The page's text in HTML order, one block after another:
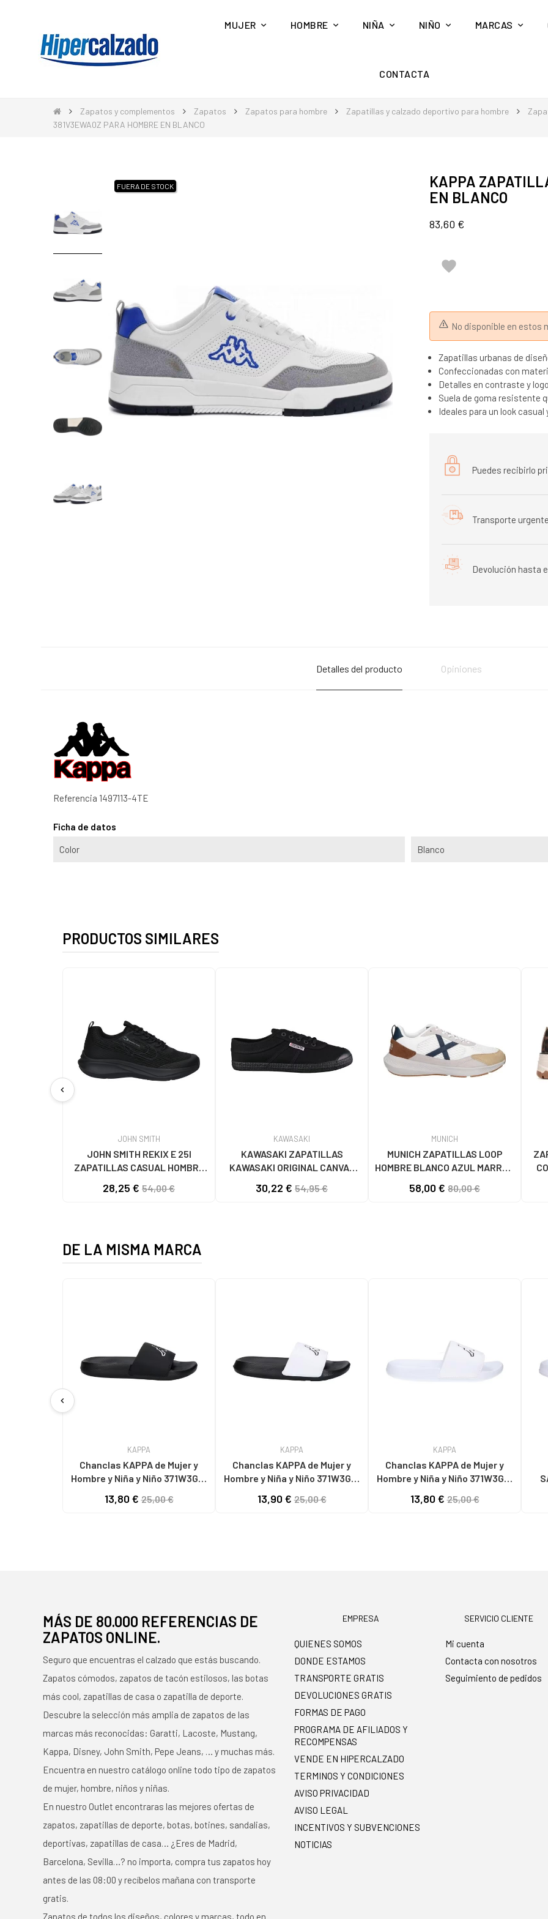
MUJER HOMBRE NIÑA NIÑO MARCAS
CONTACTA
Zapatos y complementos Zapatos Zapatos para hombre Zapatillas y calzado deportivo para hombre
381V3EWA0Z PARA HOMBRE EN BLANCO
FUERA DE STOCK
KAPPA
EN BLANCO
83,60 €

No disponible en estos
Zapatillas urbanas de
Confeccionadas con
Detalles en contraste y
Suela de goma resistente
Ideales para un look casual
Puedes recibirlo
Transporte
Devolución hasta
Detalles del producto Opiniones
Referencia 1497113-4TE
Ficha de datos
Color Blanco
PRODUCTOS SIMILARES
chevron_left
JOHN SMITH
JOHN SMITH REKIX E 25I
ZAPATILLAS CASUAL HOMBRE
28,25 € 54,00 €
KAWASAKI
KAWASAKI ZAPATILLAS
KAWASAKI ORIGINAL CANVAS
1001S BLACK SOLID
30,22 € 54,95 €
MUNICH
MUNICH ZAPATILLAS LOOP
HOMBRE BLANCO AZUL MARRÓN
58,00 € 80,00 €
DE LA MISMA MARCA
chevron_left
KAPPA
Chanclas KAPPA de Mujer y
Hombre y Niña y Niño 371W3GW
WHITE
13,80 €25,00 €
KAPPA
Chanclas KAPPA de Mujer y
Hombre y Niña y Niño 371W3GW
BLACK
13,90 €25,00 €
KAPPA
Chanclas KAPPA de Mujer y
Hombre y Niña y Niño 371W3GW
BLACK
13,80 €25,00 €
MÁS DE 80.000 REFERENCIAS DE
ZAPATOS ONLINE.
Seguro que encuentras el calzado que estás buscando.
Zapatos cómodos, zapatos de tacón estilosos, las botas
más cool, zapatillas de casa o zapatilla de deporte.
Descubre la selección más amplia de zapatos de las
marcas más reconocidas: Garatti, Lacoste, Mustang,
Kappa, Disney, John Smith, Pepe Jeans, … y muchas más.
Encuentra en nuestro catálogo online todo tipo de zapatos
de mujer, hombre, niños y niñas.
En nuestro Outlet encontraras las mejores ofertas de
zapatos, zapatillas de deporte, botas, botines, sandalias,
deportivas, zapatillas de casa… ¿Eres de Madrid,
Barcelona, Sevilla…? no importa, compra tus zapatos hoy
antes de las 08:00 y recíbelos mañana con transporte
gratis.
Zapatos de todos los diseños, colores y marcas, todo en
EMPRESA
QUIENES SOMOS
DONDE ESTAMOS
TRANSPORTE GRATIS
DEVOLUCIONES GRATIS
FORMAS DE PAGO
PROGRAMA DE AFILIADOS Y
RECOMPENSAS
VENDE EN HIPERCALZADO
TERMINOS Y CONDICIONES
AVISO PRIVACIDAD
AVISO LEGAL
INCENTIVOS Y SUBVENCIONES
NOTICIAS
SERVICIO CLIENTE
Mi cuenta
Contacta con nosotros
Seguimiento de pedidos